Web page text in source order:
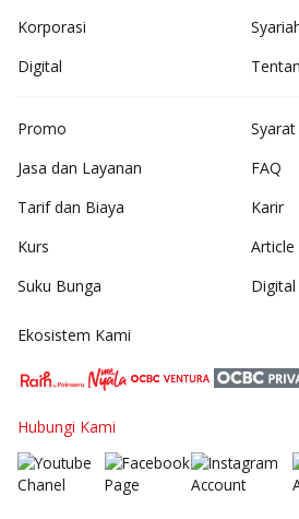
Korporasi
Digital
Promo
Jasa dan Layanan
Tarif dan Biaya
Kurs
Suku Bunga
FAQ
Karir
Article
Ekosistem Kami
Hubungi Kami